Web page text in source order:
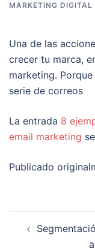
MARKETING DIGITAL
Una de las
crecer tu marca,
marketing.
serie de correos
La entrada 8
email marketing
Publicado